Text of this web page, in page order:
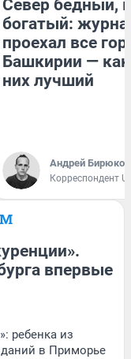
Север бедный,
богатый:
проехал все
Башкирии —
них лучший
Андрей Бирюков
Корреспондент
впервые
ребенка из
в Приморье